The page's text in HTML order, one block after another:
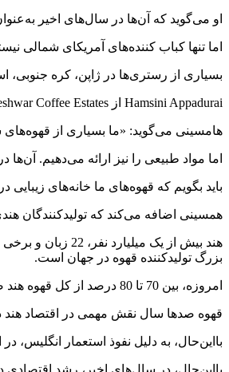
او می‌گوید که آن‌ها در سال‌های اخیر
اما تنها کباب کننده‌های آمریکای شمالی
بسیاری از رستری‌ها در ژاپن، کره جنوبی،
Hamsini Appadurai از Sangameshwar Coffee Estates، می‌گوید قهوه‌های تک فرآوری شده طبیعی آن‌ها بسیار محبوب هستند.
هامسینی می‌گوید: «ما بسیاری از
اما مواد طبیعی را نیز ارائه می‌دهیم.
باید بگویم که قهوه‌های ما خانه‌های زیبایی
همسینی اضافه می‌کند که تولیدکنندگان
هند بیش از یک
بزرگ تولیدکننده قهوه در جهان است.
امروزه، بین 70 تا 80 درصد از کل قهوه هند صادر می‌شود و مقصد مشترک این قهوه‌ها شامل ایتالیا (که تقریباً 30٪ صادرات قهوه هند را تشکیل می‌دهد)، آلمان، روسیه و اسپانیا است.
قهوه صدها سال نقش مهمی در اقتصاد
بااین‌حال، به دلیل نفوذ استعمار انگلیس،
بااین‌حال، در سال‌های اخیر، رشد